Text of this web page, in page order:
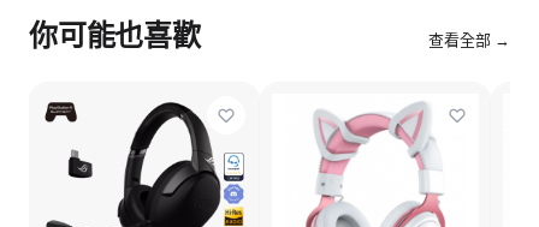
你可能也喜歡 查看全部 →